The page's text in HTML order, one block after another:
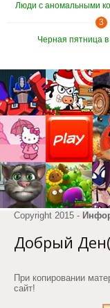
Люди с аномальными
3
Черная пятница
Copyright 2015 -
Добрый Ден(
При копировании
сайт!